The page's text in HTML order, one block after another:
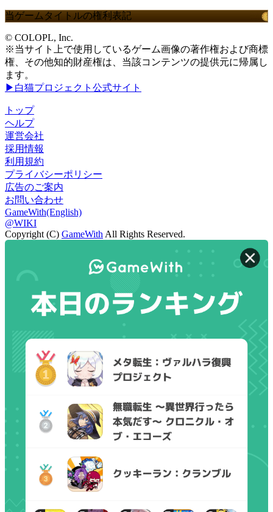
当ゲームタイトルの権利表記
© COLOPL, Inc.
※当サイト上で使用しているゲーム画像の著作権および商標
権、その他知的財産権は、当該コンテンツの提供元に帰属し
ます。
▶白猫プロジェクト公式サイト
トップ
ヘルプ
運営会社
採用情報
利用規約
プライバシーポリシー
広告のご案内
お問い合わせ
GameWith(English)
@WIKI
Copyright (C) GameWithAll Rights Reserved.